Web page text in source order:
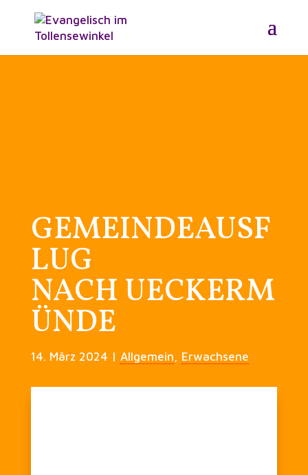
GEMEINDEAUSF
LUG
NACH UECKERM
ÜNDE
14. März 2024 | Allgemein Erwachsene